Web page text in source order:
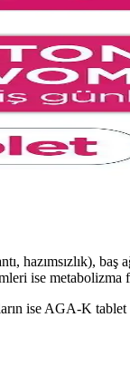
yaşam tarzı
destekler,
enerji
baş
ise metabolizma
ise AGA-K